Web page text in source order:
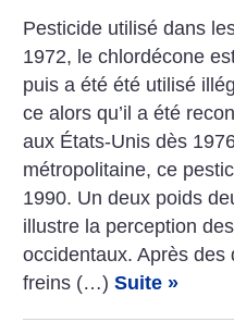
Pesticide utilisé dans
1972, le chlordécone
puis a été été utilisé
ce alors qu’il a été
aux États-Unis dès
métropolitaine, ce
1990. Un deux poids
illustre la perception
occidentaux. Après des
freins (…)Suite »